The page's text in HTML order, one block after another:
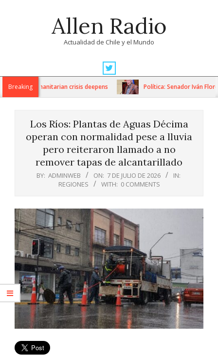
Allen Radio
Actualidad de Chile y el Mundo
Navigation
MenuBreaking
as humanitarian crisis deepens Política: Senador Iván
Los Ríos: Plantas de Aguas Décima
operan con normalidad pese a lluvia
pero reiteraron llamado a no
remover tapas de alcantarillado
BY: ADMINWEB ON: 7 DE JULIO DE 2026
IN:
REGIONES
WITH: 0 COMMENTS